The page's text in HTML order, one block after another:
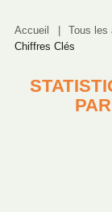
Accueil Tous les
Chiffres Clés